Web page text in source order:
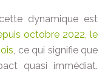
dynamique est
octobre 2022, le
, ce qui signifie que
quasi immédiat.